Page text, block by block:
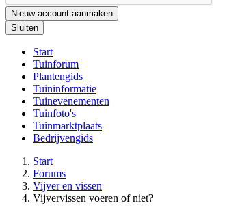
Nieuw account aanmaken
Sluiten
Start
Tuinforum
Plantengids
Tuininformatie
Tuinevenementen
Tuinfoto's
Tuinmarktplaats
Bedrijvengids
Start
Forums
Vijver en vissen
Vijvervissen voeren of niet?